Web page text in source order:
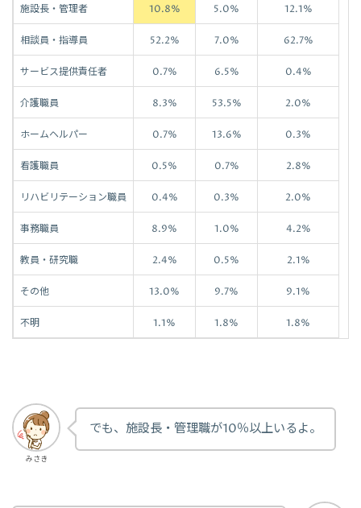
施設長・管理者 10.8% 5.0% 12.1%
相談員・指導員 52.2% 7.0% 62.7%
サービス提供責任者 0.7% 6.5% 0.4%
介護職員 8.3% 53.5% 2.0%
ホームヘルパー 0.7% 13.6% 0.3%
看護職員 0.5% 0.7% 2.8%
リハビリテーション職員 0.4% 0.3% 2.0%
事務職員 8.9% 1.0% 4.2%
教員・研究職 2.4% 0.5% 2.1%
その他 13.0% 9.7% 9.1%
不明 1.1% 1.8% 1.8%
みさき
でも、施設長・管理職が10％以上いるよ。